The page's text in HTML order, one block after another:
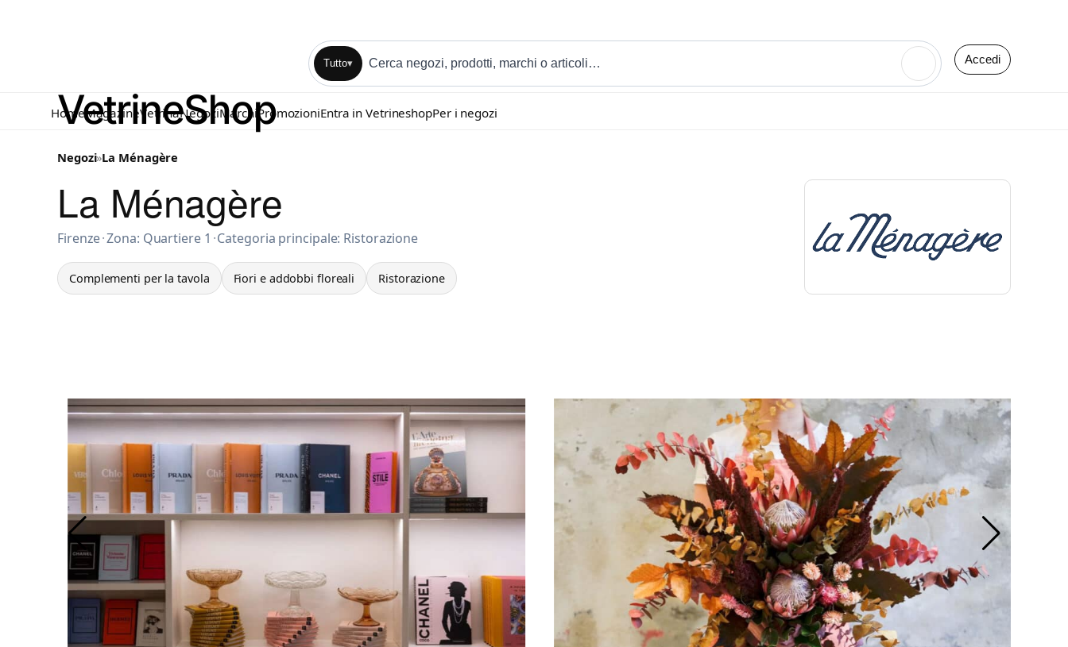
Tutto▾ Accedi
HomeMagazineVetrinaNegoziMarchi PromozioniEntra in VetrineshopPer i negozi
Negozi»La Ménagère
La Ménagère
Complementi per la tavola a Firenze
Firenze·Zona: Quartiere 1 ·Categoria principale: Ristorazione
Complementi per la tavola Fiori e addobbi floreali Ristorazione